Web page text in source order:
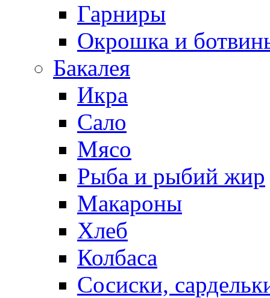
Гарниры
Окрошка и
Бакалея
Икра
Сало
Мясо
Рыба и рыбий жир
Макароны
Хлеб
Колбаса
Сосиски,